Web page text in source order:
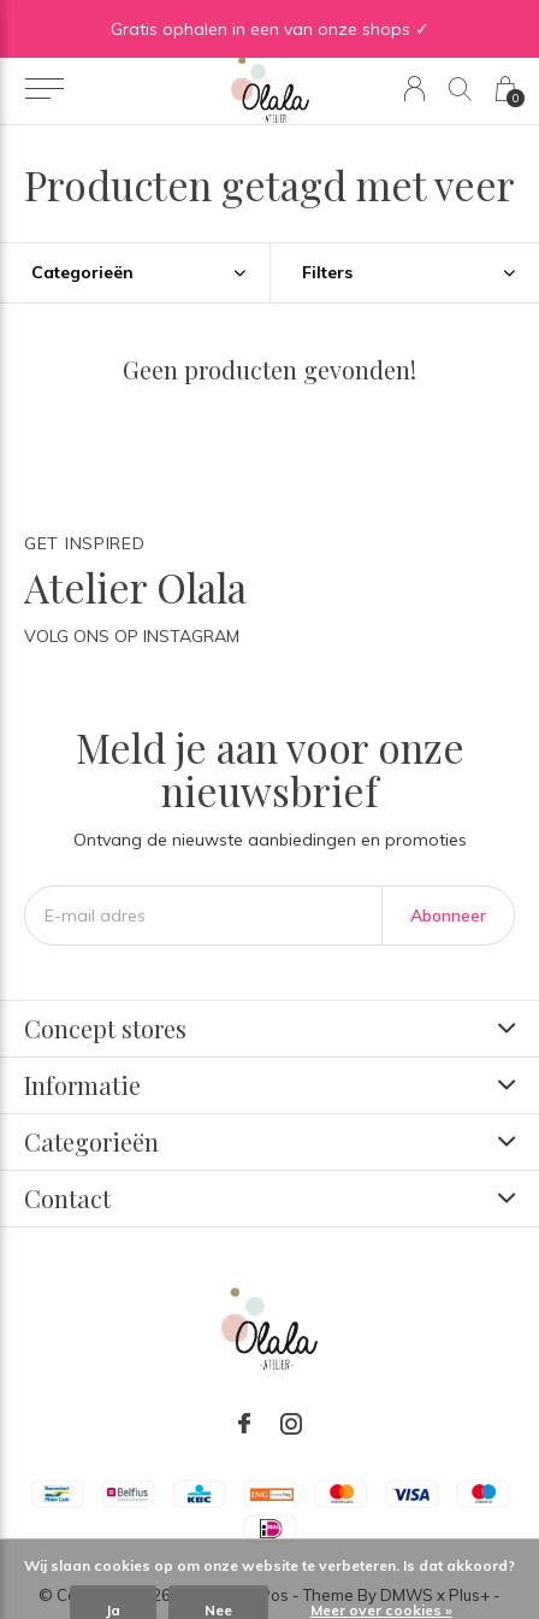
0
Gratis ophalen in een van onze shops ✓
Producten getagd met veer
Categorieën Filters
Geen producten gevonden!
GET INSPIRED
Atelier Olala
VOLG ONS OP INSTAGRAM
Meld je aan voor onze
nieuwsbrief
Ontvang de nieuwste aanbiedingen en promoties
Abonneer
Concept stores
Informatie
Categorieën
Contact
© Copyright 2026 - Theme RePos - Theme By DMWS x Plus+ -
Wij slaan cookies op om onze website te verbeteren. Is dat akkoord?
Ja Nee Meer over cookies »